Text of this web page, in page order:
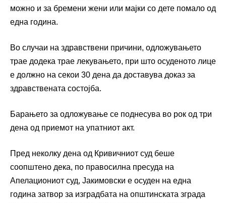
можно и за бремени жени или мајки со дете помало од
една година.
Во случаи на здравствени причини, одложувањето
трае додека трае лекувањето, при што осуденото лице
е должно на секои 30 дена да доставува доказ за
здравствената состојба.
Барањето за одложување се поднесува во рок од три
дена од приемот на упатниот акт.
Пред неколку дена од Кривичниот суд беше
соопштено дека, по правосилна пресуда на
Апелациониот суд, Јакимовски е осуден на една
година затвор за изградбата на општинската зграда